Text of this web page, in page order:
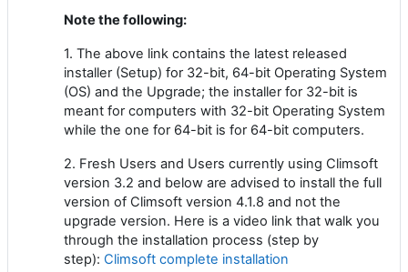
Note the following:
1. The above link contains the latest released
installer (Setup) for 32-bit, 64-bit Operating System
(OS) and the Upgrade; the installer for 32-bit is
meant for computers with 32-bit Operating System
while the one for 64-bit is for 64-bit computers.
2. Fresh Users and Users currently using Climsoft
version 3.2 and below are advised to install the full
version of Climsoft version 4.1.8 and not the
upgrade version. Here is a video link that walk you
through the installation process (step by
step): Climsoft complete installation